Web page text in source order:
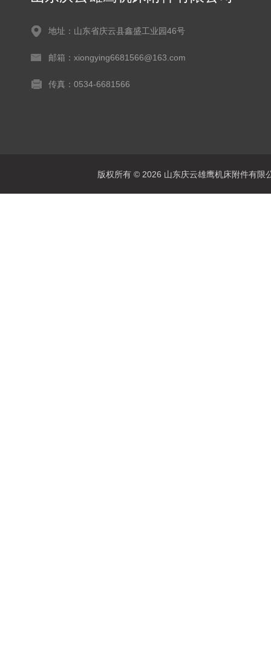
地址：山东省庆云县鑫盛工业园46号
邮箱：xiongying6681566@163.com
传真：0534-6681566
版权所有 © 2026 山东庆云雄鹰机床附件有